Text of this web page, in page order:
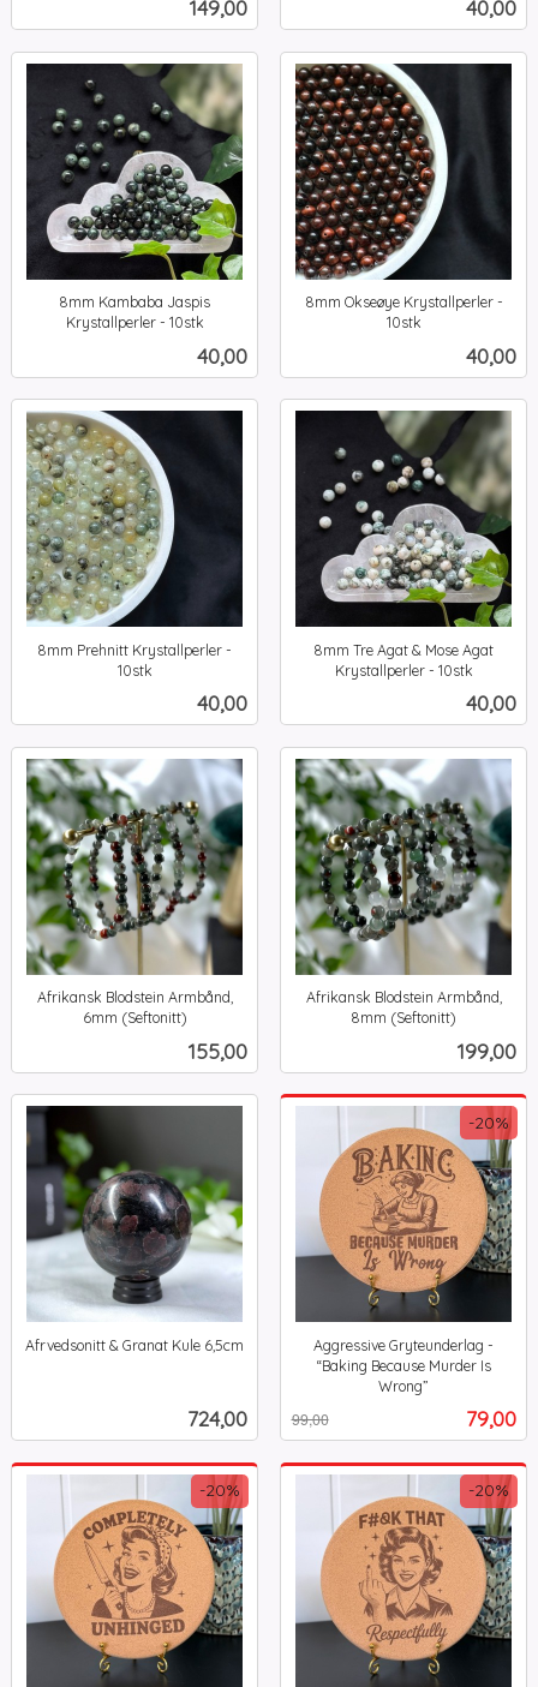
Pris
149,00 Pris
40,00
8mm Kambaba Jaspis
Krystallperler - 10stk
Pris
40,00
8mm Okseøye Krystallperler -
10stk
Pris
40,00
8mm Prehnitt Krystallperler -
10stk
Pris
40,00
8mm Tre Agat & Mose Agat
Krystallperler - 10stk
Pris
40,00
Afrikansk Blodstein Armbånd,
6mm (Seftonitt)
Pris
155,00
Afrikansk Blodstein Armbånd,
8mm (Seftonitt)
Pris
199,00
Afrvedsonitt & Granat Kule 6,5cm
Pris
724,00
Aggressive Gryteunderlag -
“Baking Because Murder Is
Wrong”
Tilbud
79,00
99,00
-20%
mva.
-20% -20%